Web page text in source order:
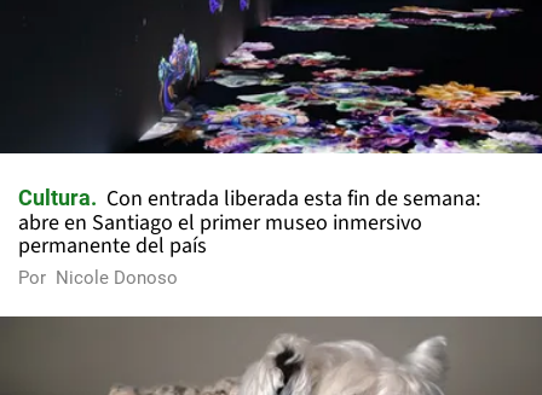
Cultura
Con entrada liberada esta fin de semana:
abre en Santiago el primer museo inmersivo
permanente del país
Por Nicole Donoso